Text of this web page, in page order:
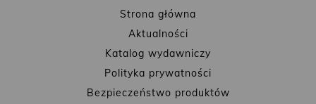
Strona główna
Aktualności
Katalog wydawniczy
Polityka prywatności
Bezpieczeństwo produktów